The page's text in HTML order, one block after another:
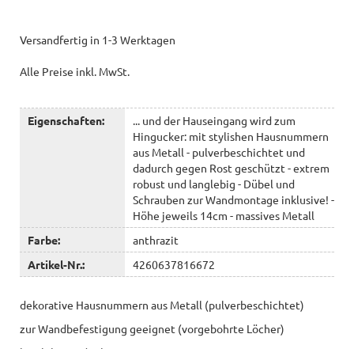
Versandfertig in 1-3 Werktagen
Alle Preise inkl. MwSt.
Eigenschaften:
... und der Hauseingang wird zum
Hingucker: mit stylishen Hausnummern
aus Metall - pulverbeschichtet und
dadurch gegen Rost geschützt - extrem
robust und langlebig - Dübel und
Schrauben zur Wandmontage inklusive! -
Höhe jeweils 14cm - massives Metall
Farbe:
anthrazit
Artikel-Nr.:
4260637816672
dekorative Hausnummern aus Metall (pulverbeschichtet)
zur Wandbefestigung geeignet (vorgebohrte Löcher)